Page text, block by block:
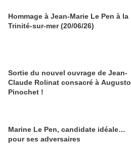
Hommage à Jean-Marie Le Pen à la
Trinité-sur-mer (20/06/26)
Sortie du nouvel ouvrage de Jean-
Claude Rolinat consacré à Augusto
Pinochet !
Marine Le Pen, candidate idéale…
pour ses adversaires